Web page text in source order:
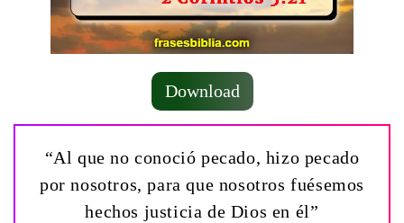
Download
“Al que no conoció pecado, hizo pecado
por nosotros, para que nosotros fuésemos
hechos justicia de Dios en él”